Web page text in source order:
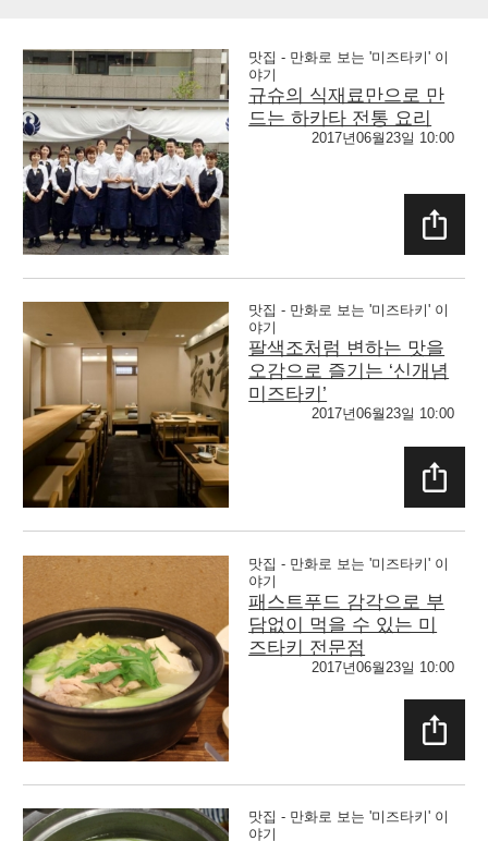
맛집 - 만화로 보는 '미즈타키' 이
야기
규슈의 식재료만으로 만
드는 하카타 전통 요리
2017년06월23일 10:00
맛집 - 만화로 보는 '미즈타키' 이
야기
팔색조처럼 변하는 맛을
오감으로 즐기는 ‘신개념
미즈타키’
2017년06월23일 10:00
맛집 - 만화로 보는 '미즈타키' 이
야기
패스트푸드 감각으로 부
담없이 먹을 수 있는 미
즈타키 전문점
2017년06월23일 10:00
맛집 - 만화로 보는 '미즈타키' 이
야기